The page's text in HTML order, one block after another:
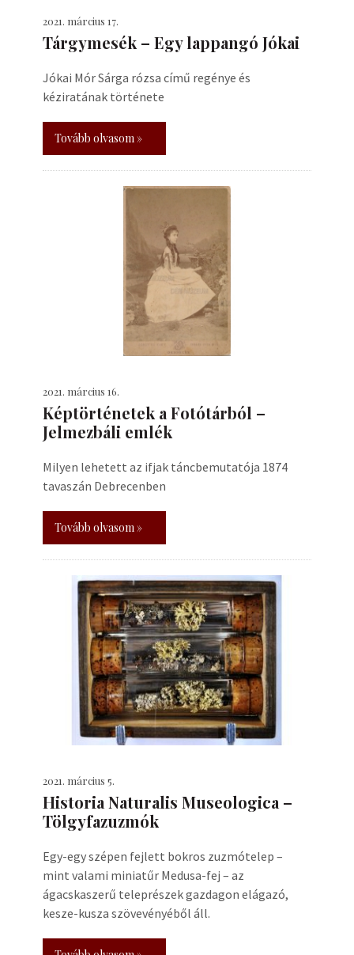
2021. március 17.
Tárgymesék – Egy lappangó Jókai
Jókai Mór Sárga rózsa című regénye és
kéziratának története
Tovább olvasom »
2021. március 16.
Képtörténetek a Fotótárból –
Jelmezbáli emlék
Milyen lehetett az ifjak táncbemutatója 1874
tavaszán Debrecenben
Tovább olvasom »
2021. március 5.
Historia Naturalis Museologica –
Tölgyfazuzmók
Egy-egy szépen fejlett bokros zuzmótelep –
mint valami miniatűr Medusa-fej – az
ágacskaszerű teleprészek gazdagon elágazó,
kesze-kusza szövevényéből áll.